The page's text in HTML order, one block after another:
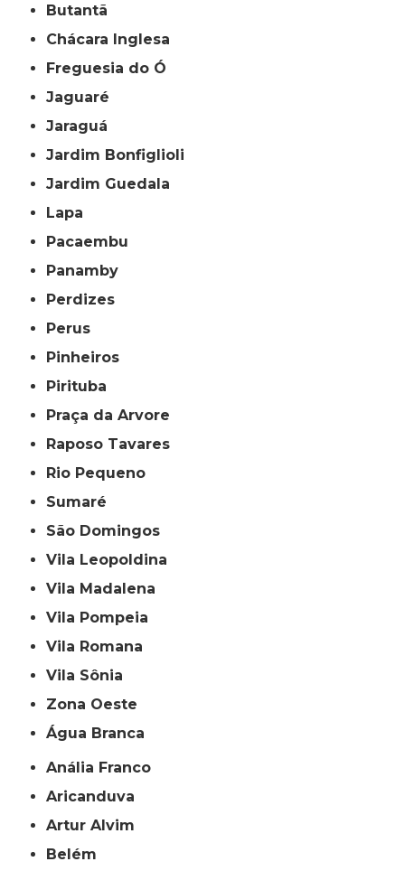
Butantã
Chácara Inglesa
Freguesia do Ó
Jaguaré
Jaraguá
Jardim Bonfiglioli
Jardim Guedala
Lapa
Pacaembu
Panamby
Perdizes
Perus
Pinheiros
Pirituba
Praça da Arvore
Raposo Tavares
Rio Pequeno
Sumaré
São Domingos
Vila Leopoldina
Vila Madalena
Vila Pompeia
Vila Romana
Vila Sônia
Zona Oeste
Água Branca
Anália Franco
Aricanduva
Artur Alvim
Belém